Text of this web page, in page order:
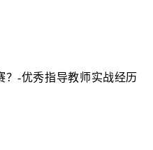
？-优秀指导教师实战经历